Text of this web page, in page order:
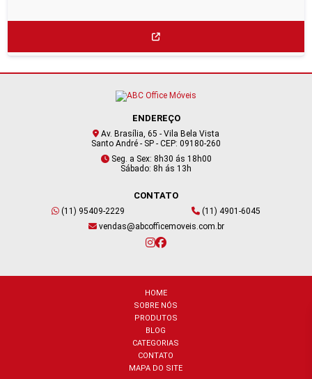
ENDEREÇO
Av. Brasília, 65 - Vila Bela Vista
Santo André - SP - CEP: 09180-260
Seg. a Sex: 8h30 ás 18h00
Sábado: 8h ás 13h
CONTATO
(11) 95409-2229
(11) 4901-6045
vendas@abcofficemoveis.com.br
HOME
SOBRE NÓS
PRODUTOS
BLOG
CATEGORIAS
CONTATO
MAPA DO SITE